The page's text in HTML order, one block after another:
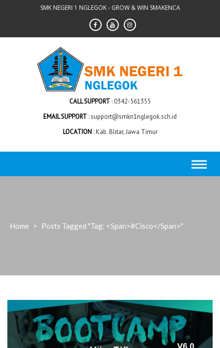
SMK NEGERI 1 NGLEGOK - GROW & WIN SMAKENCA
CALL SUPPORT 0342-561355
EMAIL SUPPORT support@smkn1nglegok.sch.id
LOCATION Kab. Blitar, Jawa Timur
Home > Posts Tagged "Tag: <span>#cisco</span>"